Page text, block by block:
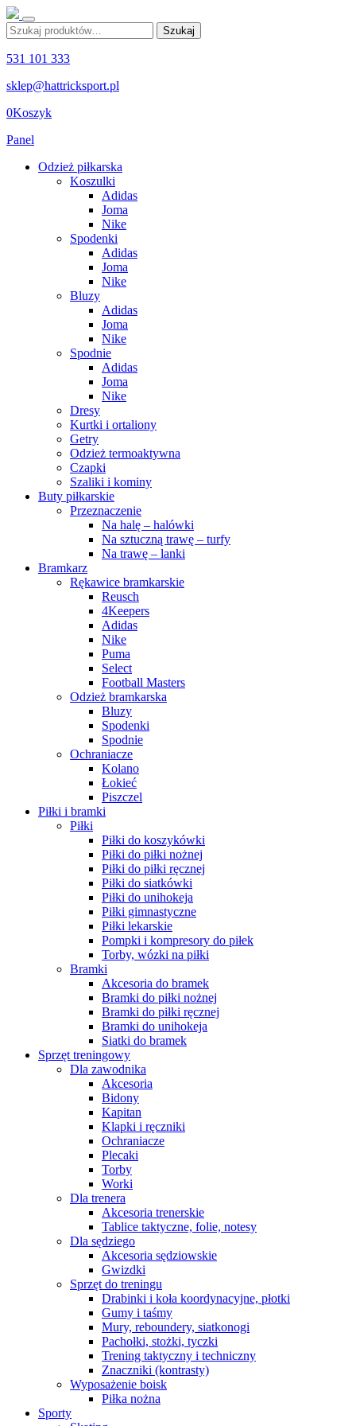
Szukaj: Szukaj
531 101 333
sklep@hattricksport.pl
0Koszyk
Panel
Odzież piłkarska
Koszulki
Adidas
Joma
Nike
Spodenki
Adidas
Joma
Nike
Bluzy
Adidas
Joma
Nike
Spodnie
Adidas
Joma
Nike
Dresy
Kurtki i ortaliony
Getry
Odzież termoaktywna
Czapki
Szaliki i kominy
Buty piłkarskie
Przeznaczenie
Na halę – halówki
Na sztuczną trawę – turfy
Na trawę – lanki
Bramkarz
Rękawice bramkarskie
Reusch
4Keepers
Adidas
Nike
Puma
Select
Football Masters
Odzież bramkarska
Bluzy
Spodenki
Spodnie
Ochraniacze
Kolano
Łokieć
Piszczel
Piłki i bramki
Piłki
Piłki do koszykówki
Piłki do piłki nożnej
Piłki do piłki ręcznej
Piłki do siatkówki
Piłki do unihokeja
Piłki gimnastyczne
Piłki lekarskie
Pompki i kompresory do piłek
Torby, wózki na piłki
Bramki
Akcesoria do bramek
Bramki do piłki nożnej
Bramki do piłki ręcznej
Bramki do unihokeja
Siatki do bramek
Sprzęt treningowy
Dla zawodnika
Akcesoria
Bidony
Kapitan
Klapki i ręczniki
Ochraniacze
Plecaki
Torby
Worki
Dla trenera
Akcesoria trenerskie
Tablice taktyczne, folie, notesy
Dla sędziego
Akcesoria sędziowskie
Gwizdki
Sprzęt do treningu
Drabinki i koła koordynacyjne, płotki
Gumy i taśmy
Mury, reboundery, siatkonogi
Pachołki, stożki, tyczki
Trening taktyczny i techniczny
Znaczniki (kontrasty)
Wyposażenie boisk
Piłka nożna
Sporty